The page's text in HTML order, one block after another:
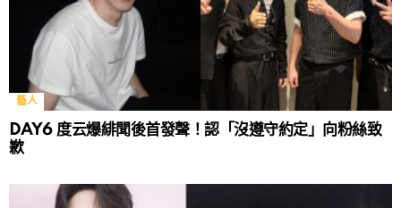
藝人
DAY6 度云爆緋聞後首發聲！認「沒遵守約定」向粉絲致
歉